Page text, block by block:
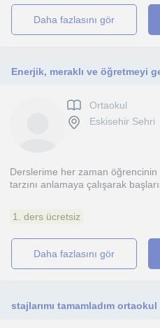
daha fazlasını gör
Ortaokul
Eskisehir Sehri
Derslerime her zaman
tarzını anlamaya çalışarak
1. ders ücretsiz
daha fazlasını gör